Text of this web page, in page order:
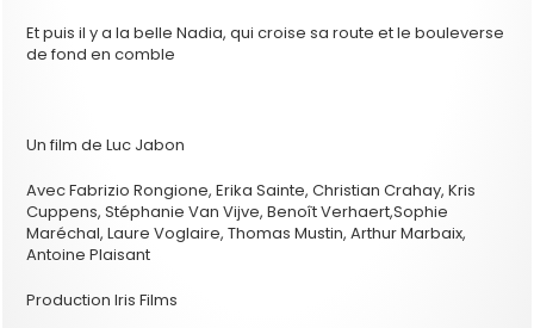
Et puis il y a la belle Nadia, qui croise sa route et le bouleverse
de fond en comble
Un film de Luc Jabon
Avec Fabrizio Rongione, Erika Sainte, Christian Crahay, Kris
Cuppens, Stéphanie Van Vijve, Benoît Verhaert,Sophie
Maréchal, Laure Voglaire, Thomas Mustin, Arthur Marbaix,
Antoine Plaisant
Production Iris Films